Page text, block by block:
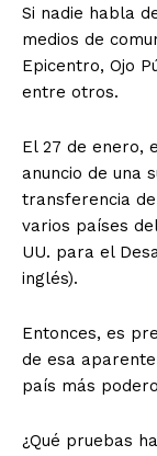
Si nadie habla
medios de
Epicentro, Ojo
entre otros.
El 27 de enero,
anuncio de una
transferencia
varios países
UU. para el
inglés).
Entonces, es
de esa
país más
¿Qué pruebas